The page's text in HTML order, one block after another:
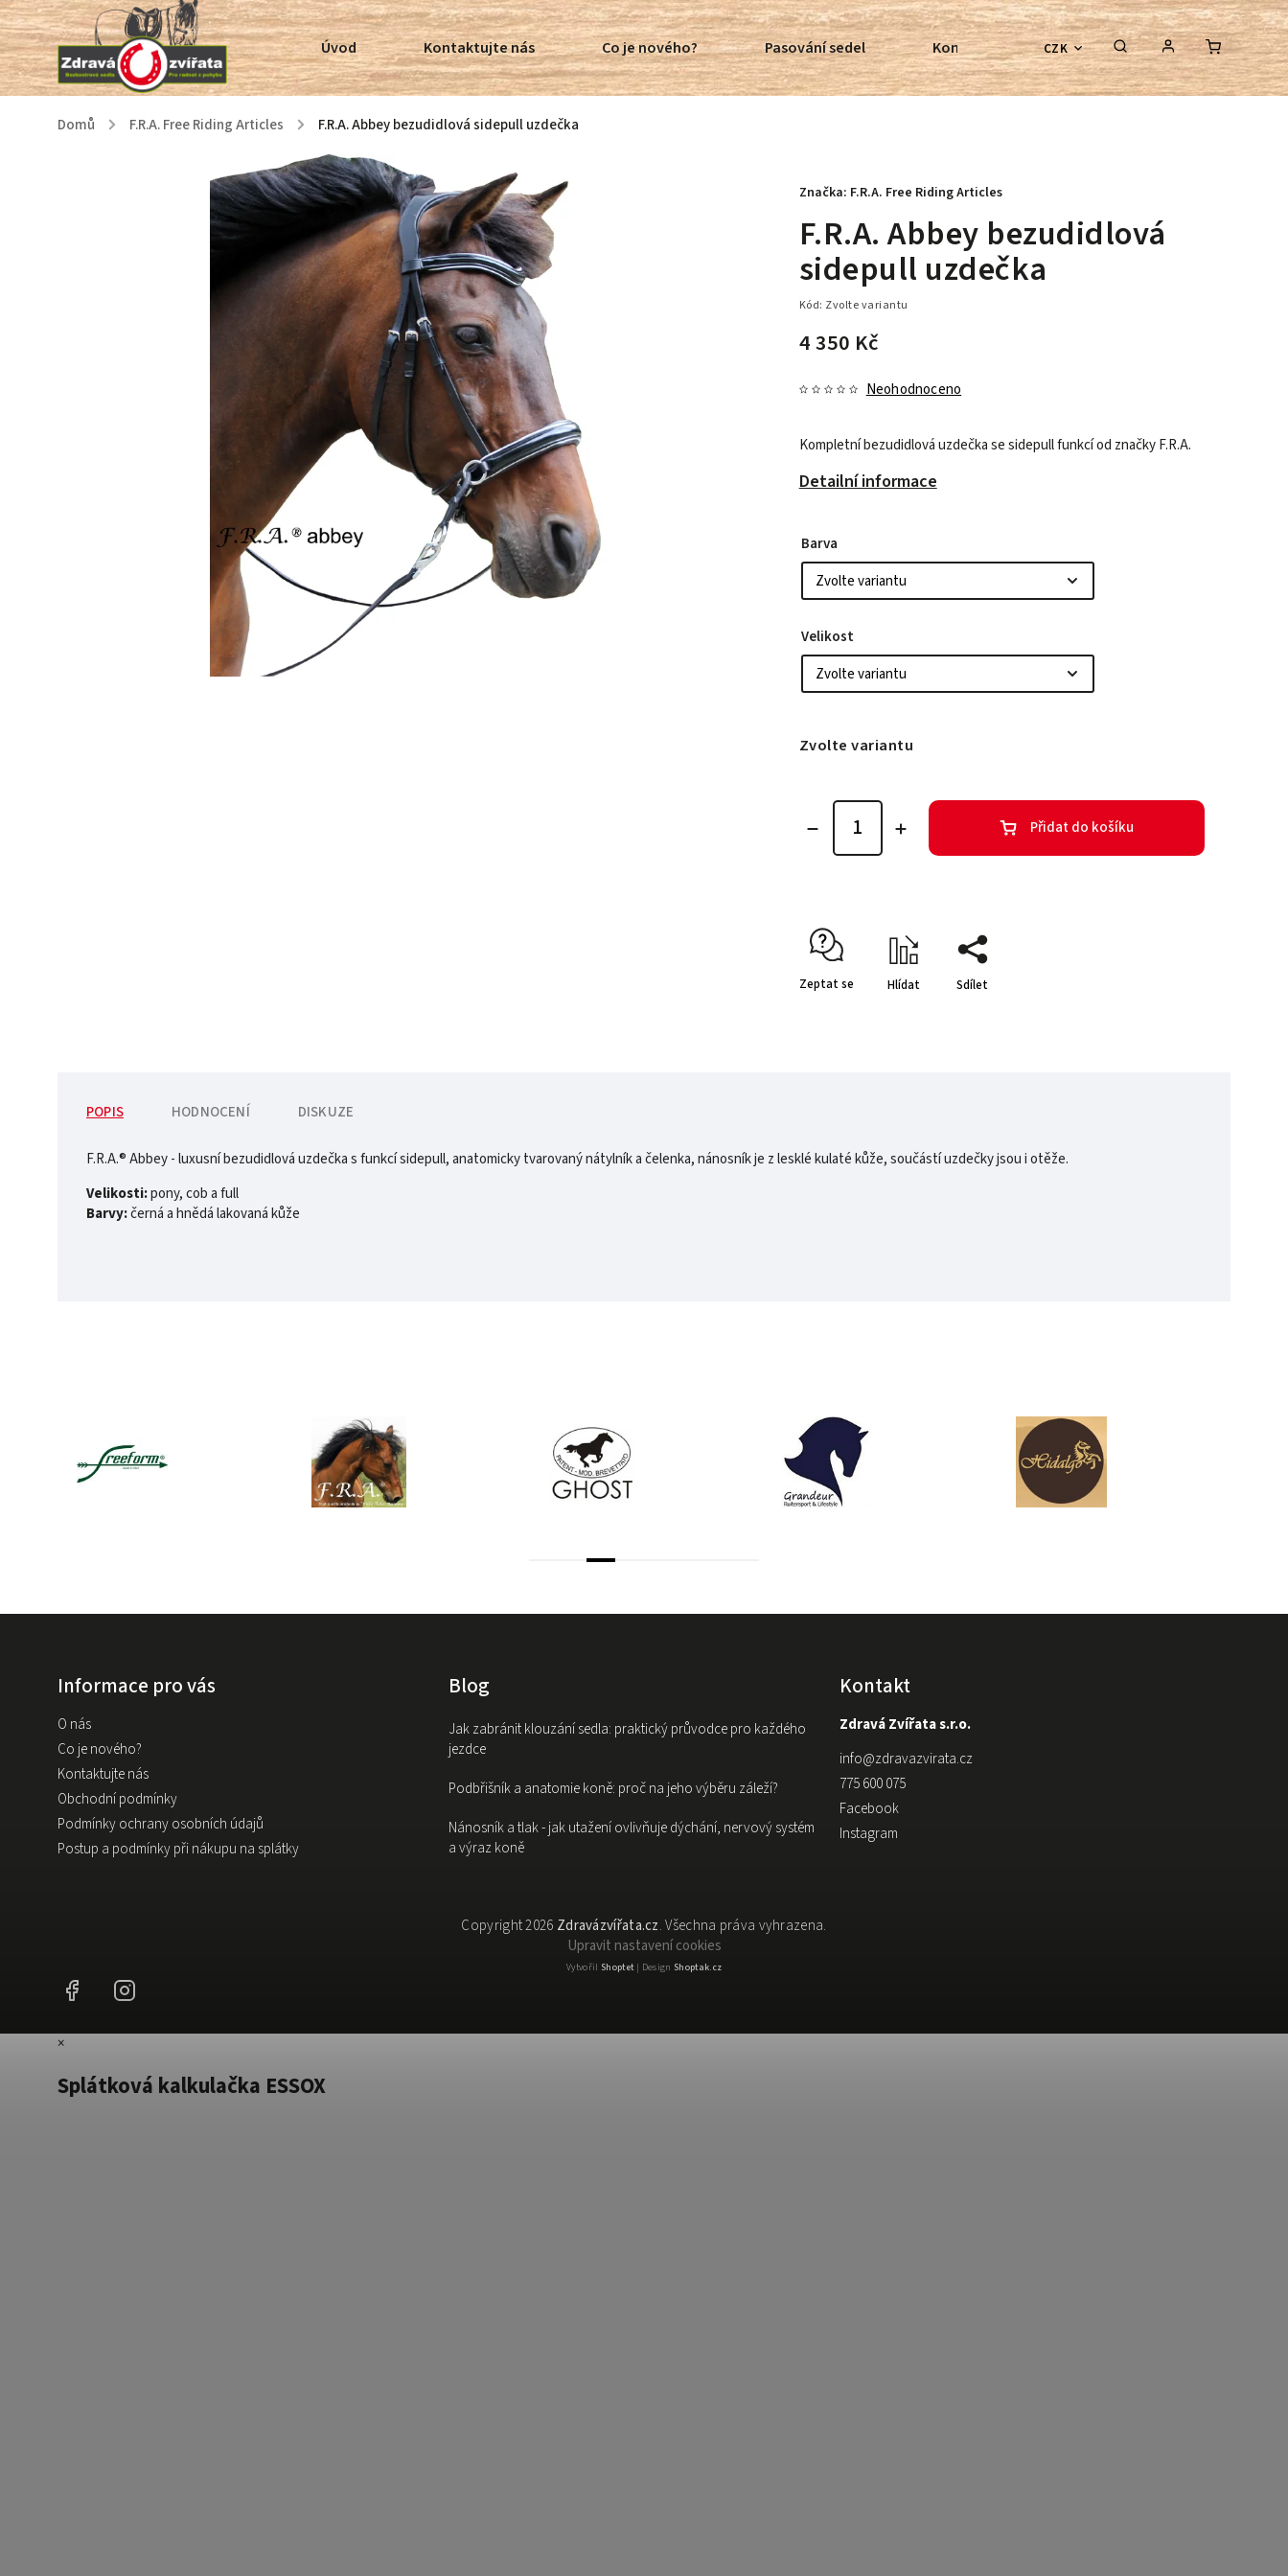
CZK
Úvod Kontaktujte nás Co je nového? Pasování sedel Kontroly bezkostrových sedel Poradenství
Domů / F.R.A. Free Riding Articles / F.R.A. Abbey bezudidlová sidepull uzdečka
F.R.A. Abbey bezudidlová
sidepull uzdečka
Kód: Zvolte variantu
4 350 Kč
Neohodnoceno
Kompletní bezudidlová uzdečka se sidepull funkcí od značky F.R.A.
Detailní informace
Značka: F.R.A. Free Riding Articles
Barva
Velikost
Zvolte variantu
Přidat do košíku
Zeptat se Hlídat Sdílet
POPIS HODNOCENÍ DISKUZE
F.R.A.® Abbey - luxusní bezudidlová uzdečka s funkcí sidepull, anatomicky tvarovaný nátylník a čelenka, nánosník je z lesklé kulaté kůže, součástí uzdečky jsou i otěže.
Velikosti:pony, cob a full
Barvy:černá a hnědá lakovaná kůže
Informace pro vás
O nás
Co je nového?
Kontaktujte nás
Obchodní podmínky
Podmínky ochrany osobních údajů
Postup a podmínky při nákupu na splátky
Blog
Jak zabránit klouzání sedla: praktický průvodce pro každého
jezdce
Podbřišník a anatomie koně: proč na jeho výběru záleží?
Nánosník a tlak - jak utažení ovlivňuje dýchání, nervový systém
a výraz koně
Kontakt
Zdravá Zvířata s.r.o.
info@zdravazvirata.cz
775 600 075
Facebook
Instagram
Copyright 2026 Zdravázvířata.cz. Všechna práva vyhrazena.
Upravit nastavení cookies
Vytvořil Shoptet| Design Shoptak.cz
Facebook
×
Splátková kalkulačka ESSOX